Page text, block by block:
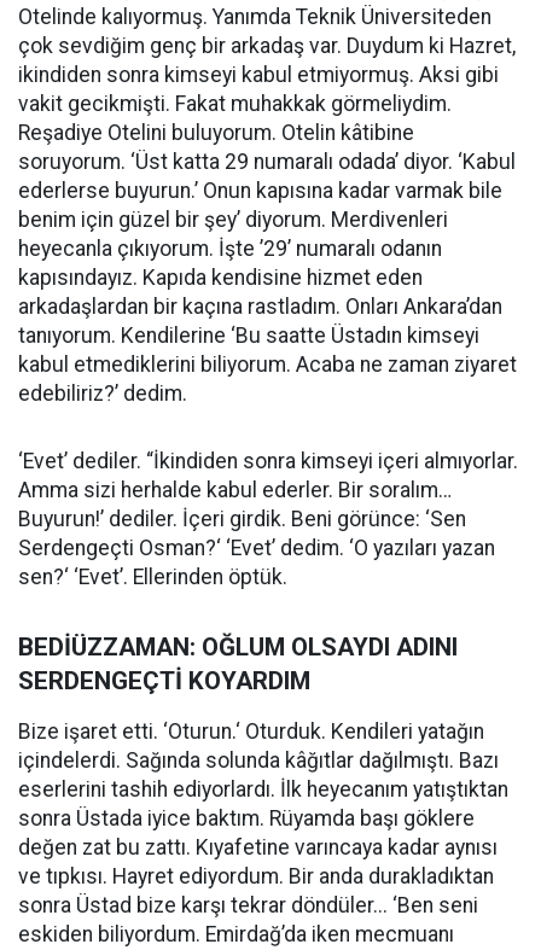
Otelinde kalıyormuş. Yanımda Teknik Üniversiteden
çok sevdiğim genç bir arkadaş var. Duydum ki Hazret,
ikindiden sonra kimseyi kabul etmiyormuş. Aksi gibi
vakit gecikmişti. Fakat muhakkak görmeliydim.
Reşadiye Otelini buluyorum. Otelin kâtibine
soruyorum. ‘Üst katta 29 numaralı odada’ diyor. ‘Kabul
ederlerse buyurun.’ Onun kapısına kadar varmak bile
benim için güzel bir şey’ diyorum. Merdivenleri
heyecanla çıkıyorum. İşte ’29’ numaralı odanın
kapısındayız. Kapıda kendisine hizmet eden
arkadaşlardan bir kaçına rastladım. Onları Ankara’dan
tanıyorum. Kendilerine ‘Bu saatte Üstadın kimseyi
kabul etmediklerini biliyorum. Acaba ne zaman ziyaret
edebiliriz?’ dedim.
‘Evet’ dediler. “İkindiden sonra kimseyi içeri almıyorlar.
Amma sizi herhalde kabul ederler. Bir soralım…
Buyurun!’ dediler. İçeri girdik. Beni görünce: ‘Sen
Serdengeçti Osman?‘ ‘Evet’ dedim. ‘O yazıları yazan
sen?‘ ‘Evet’. Ellerinden öptük.
BEDİÜZZAMAN: OĞLUM OLSAYDI ADINI
SERDENGEÇTİ KOYARDIM
Bize işaret etti. ‘Oturun.‘ Oturduk. Kendileri yatağın
içindelerdi. Sağında solunda kâğıtlar dağılmıştı. Bazı
eserlerini tashih ediyorlardı. İlk heyecanım yatıştıktan
sonra Üstada iyice baktım. Rüyamda başı göklere
değen zat bu zattı. Kıyafetine varıncaya kadar aynısı
ve tıpkısı. Hayret ediyordum. Bir anda durakladıktan
sonra Üstad bize karşı tekrar döndüler... ‘Ben seni
eskiden biliyordum. Emirdağ’da iken mecmuanı